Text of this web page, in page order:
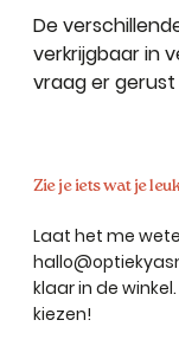
De
verkrijgbaar in
vraag er gerust
Zie je iets wat je
Laat het me
klaar in de
kiezen!